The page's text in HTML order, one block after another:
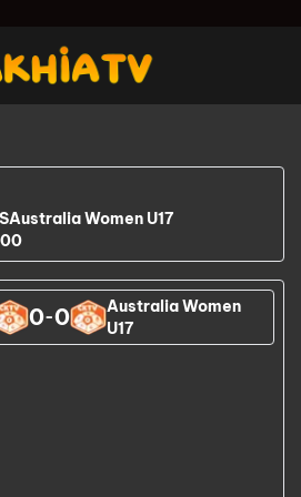
Australia Women U17
0-0
Australia Women
U17